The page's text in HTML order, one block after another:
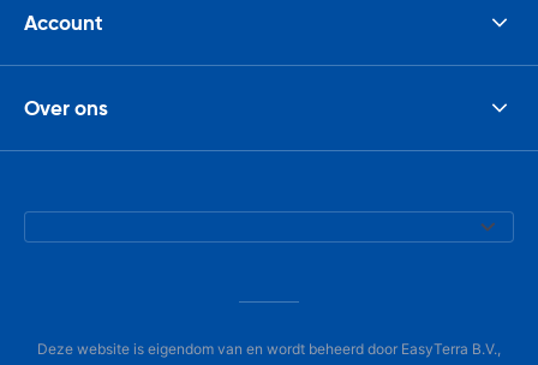
Account
Over ons
Deze website is eigendom van en wordt beheerd door EasyTerra B.V.,